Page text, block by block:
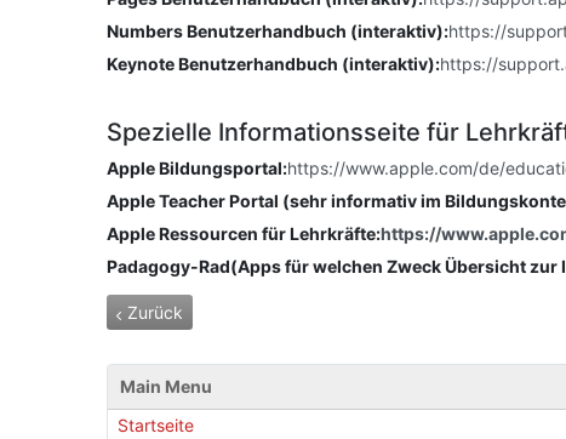
Main Menu
Startseite
Numbers Benutzerhandbuch (interaktiv):https://
Keynote Benutzerhandbuch (interaktiv):https://
Spezielle Informationsseite für
Apple Bildungsportal:https://www.apple.com/de/
Apple Teacher Portal (sehr informativ im
Apple Ressourcen für Lehrkräfte:https://
Padagogy-Rad(Apps für welchen Zweck Übersicht zur
Vorheriger Beitrag: Informationen zur Beschaffung der
Zurück